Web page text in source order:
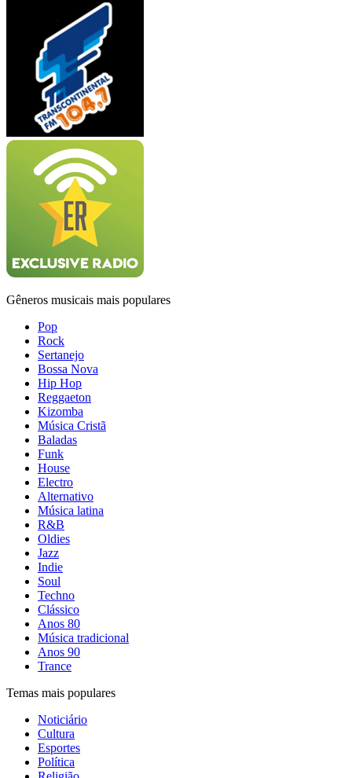
Gêneros musicais mais populares
Pop
Rock
Sertanejo
Bossa Nova
Hip Hop
Reggaeton
Kizomba
Música Cristã
Baladas
Funk
House
Electro
Alternativo
Música latina
R&B
Oldies
Jazz
Indie
Soul
Techno
Clássico
Anos 80
Música tradicional
Anos 90
Trance
Temas mais populares
Noticiário
Cultura
Esportes
Política